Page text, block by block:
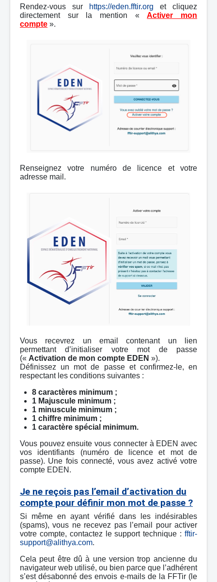
Rendez-vous sur https://eden.fftir.org et cliquez
directement sur la mention «Activer mon
compte ».
Renseignez votre numéro de licence et votre
adresse mail.
Vous recevrez un email contenant un lien
permettant d’initialiser votre mot de passe
(« Activation de mon compte EDEN »).
Définissez un mot de passe et confirmez-le, en
respectant les conditions suivantes :
8 caractères minimum ;
1 Majuscule minimum ;
1 minuscule minimum ;
1 chiffre minimum ;
1 caractère spécial minimum.
Vous pouvez ensuite vous connecter à EDEN avec
vos identifiants (numéro de licence et mot de
passe). Une fois connecté, vous avez activé votre
compte EDEN.
Je ne reçois pas l’email d’activation du
compte pour définir mon mot de passe ?
Si même en ayant vérifié dans les indésirables
(spams), vous ne recevez pas l’email pour activer
votre compte, contactez le support technique : fftir-
support@alithya.com.
Cela peut être dû à une version trop ancienne du
navigateur web utilisé, ou bien parce que l’adhérent
s’est désabonné des envois e-mails de la FFTir (le